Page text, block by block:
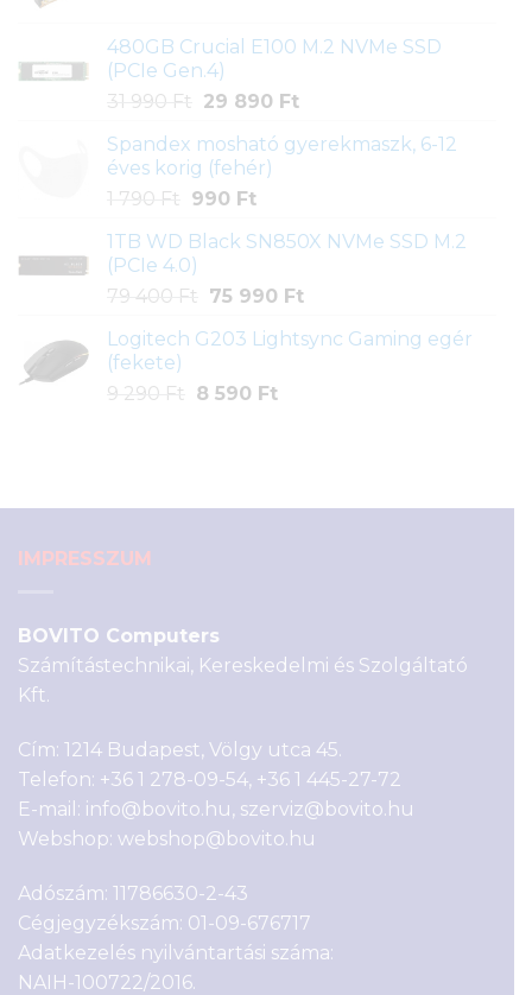
1
190 Ft.
590 Ft.
480GB Crucial E100 M.2 NVMe SSD
(PCIe Gen.4)
31 990 Ft
Original
was:
31
990 Ft.
29 890 FtCurrent
is:
Spandex mosható gyerekmaszk, 6-12
éves korig (fehér)
1 790 Ft
Original
was:
1
790 Ft.
990 FtCurrent
is:
1TB WD Black SN850X NVMe SSD M.2
(PCIe 4.0)
79 400 Ft
Original
was:
400 Ft.
75 990 FtCurrent
is:
Logitech G203 Lightsync Gaming egér
(fekete)
9 290 Ft
Original
8 590 FtCurrent
IMPRESSZUM
BOVITO Computers
Számítástechnikai, Kereskedelmi és Szolgáltató
Kft.
Cím: 1214 Budapest, Völgy utca 45.
Telefon: +36 1 278-09-54, +36 1 445-27-72
E-mail: info@bovito.hu, szerviz@bovito.hu
Webshop: webshop@bovito.hu
Adószám: 11786630-2-43
Cégjegyzékszám: 01-09-676717
Adatkezelés nyilvántartási száma:
NAIH-100722/2016.